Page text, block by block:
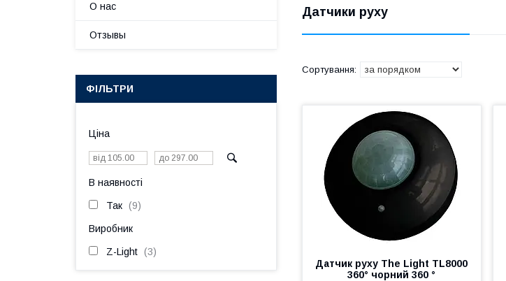
Датчики руху
Датчик руху The Light TL8000
360° чорний 360 °
О нас
Отзывы
ФІЛЬТРИ
Ціна
В наявності
Так 9
Виробник
Z-Light 3